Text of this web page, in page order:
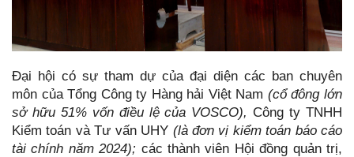
Đại hội có sự tham dự của đại diện các ban chuyên
môn của Tổng Công ty Hàng hải Việt Nam (cổ đông lớn
sở hữu 51% vốn điều lệ của VOSCO), Công ty TNHH
Kiểm toán và Tư vấn UHY (là đơn vị kiểm toán báo cáo
tài chính năm 2024); các thành viên Hội đồng quản trị,